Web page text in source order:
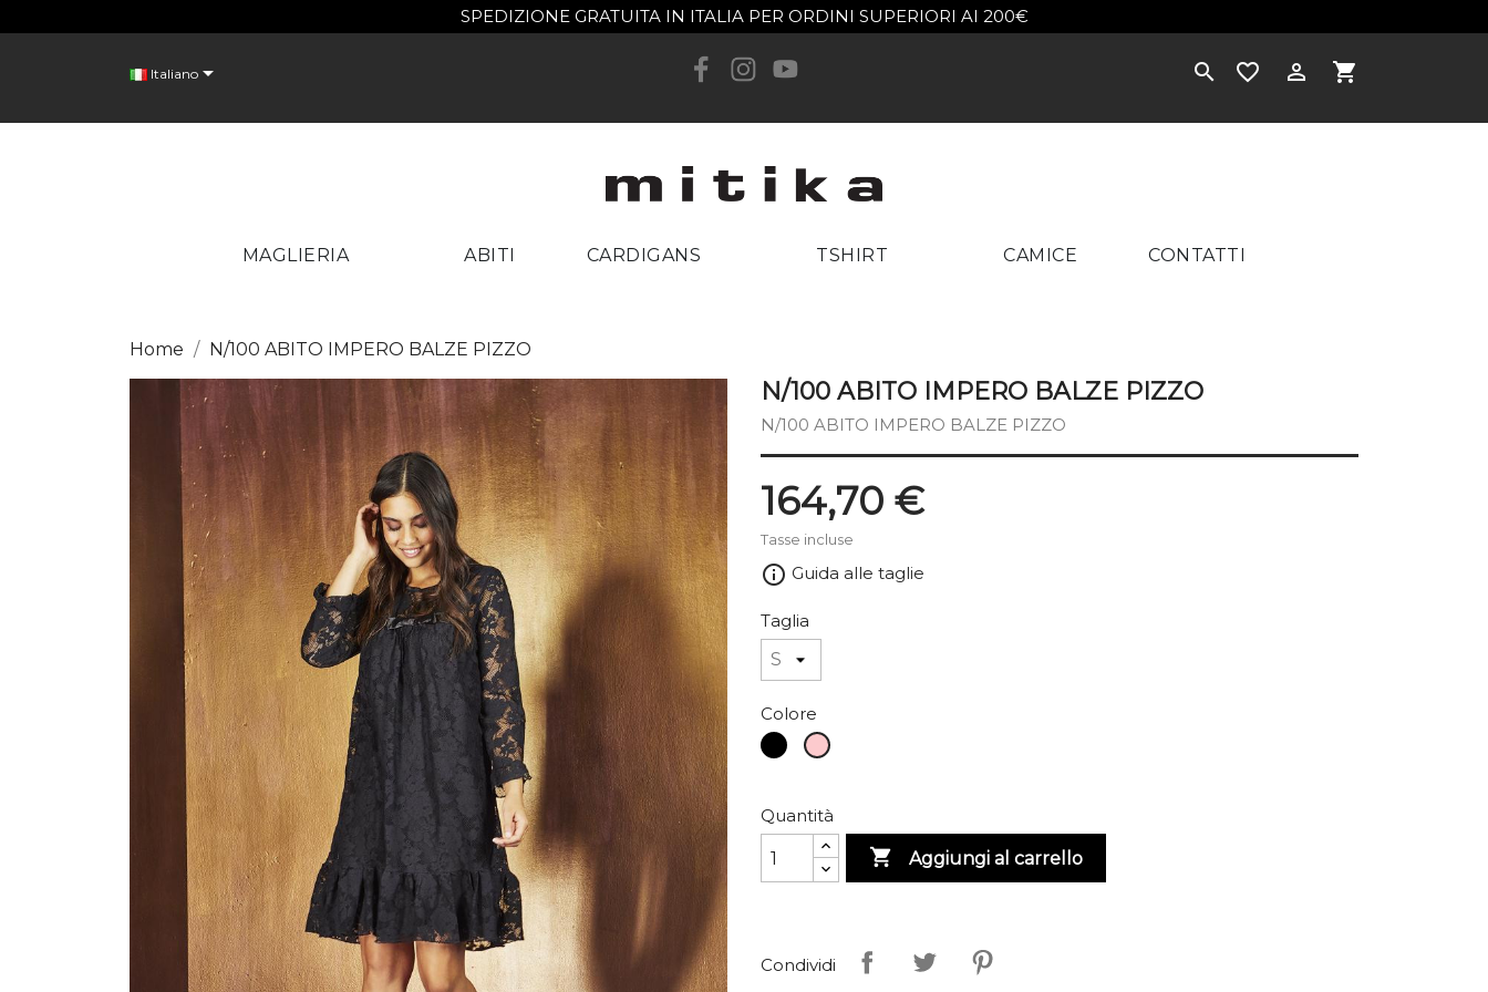
SPEDIZIONE GRATUITA IN ITALIA PER ORDINI SUPERIORI AI 200€
Italiano    shopping_cart
MAGLIERIA ABITI CARDIGANS TSHIRT CAMICE CONTATTI
Home N/100 ABITO IMPERO BALZE PIZZO
N/100 ABITO IMPERO BALZE PIZZO
N/100 ABITO IMPERO BALZE PIZZO
164,70 €
Tasse incluse
info_outline Guida alle taglie
Taglia
Colore
NeroRosa
Quantità
 Aggiungi al carrello
Condividi
Create wishlist